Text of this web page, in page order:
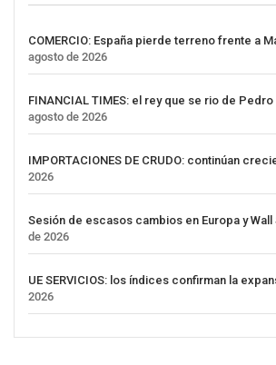
COMERCIO: España pierde terreno frente a
agosto de 2026
FINANCIAL TIMES: el rey que se rio de
agosto de 2026
IMPORTACIONES DE CRUDO: continúan
2026
Sesión de escasos cambios en Europa y Wall
de 2026
UE SERVICIOS: los índices confirman la
2026